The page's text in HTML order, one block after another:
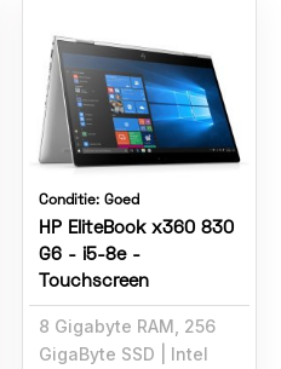
Conditie:Goed
HP EliteBook x360 830
G6 - i5-8e -
Touchscreen
8 Gigabyte RAM, 256
GigaByte SSD
Intel